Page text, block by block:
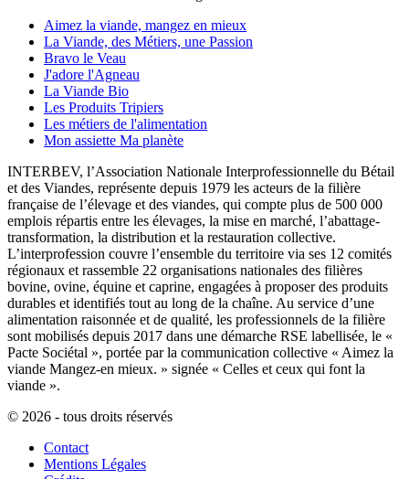
Aimez la viande, mangez en mieux
La Viande, des Métiers, une Passion
Bravo le Veau
J'adore l'Agneau
La Viande Bio
Les Produits Tripiers
Les métiers de l'alimentation
Mon assiette Ma planète
INTERBEV, l’Association Nationale Interprofessionnelle du Bétail
et des Viandes, représente depuis 1979 les acteurs de la filière
française de l’élevage et des viandes, qui compte plus de 500 000
emplois répartis entre les élevages, la mise en marché, l’abattage-
transformation, la distribution et la restauration collective.
L’interprofession couvre l’ensemble du territoire via ses 12 comités
régionaux et rassemble 22 organisations nationales des filières
bovine, ovine, équine et caprine, engagées à proposer des produits
durables et identifiés tout au long de la chaîne. Au service d’une
alimentation raisonnée et de qualité, les professionnels de la filière
sont mobilisés depuis 2017 dans une démarche RSE labellisée, le «
Pacte Sociétal », portée par la communication collective « Aimez la
viande Mangez-en mieux. » signée « Celles et ceux qui font la
viande ».
© 2026 - tous droits réservés
Contact
Mentions Légales